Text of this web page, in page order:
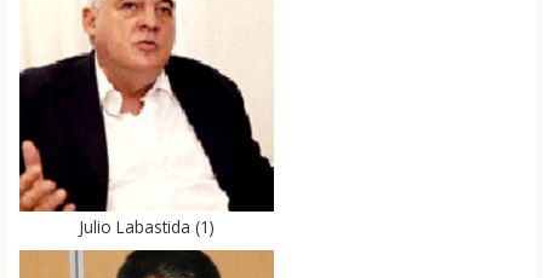
Julio Labastida(1)